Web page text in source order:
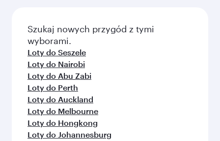
Szukaj nowych przygód z tymi
wyborami.
Loty do Seszele
Loty do Nairobi
Loty do Abu Zabi
Loty do Perth
Loty do Auckland
Loty do Melbourne
Loty do Hongkong
Loty do Johannesburg